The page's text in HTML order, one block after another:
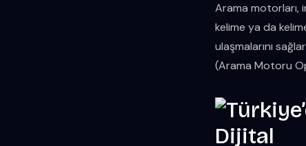
Arama motorları,
kelime ya da
ulaşmalarını
(Arama Motoru